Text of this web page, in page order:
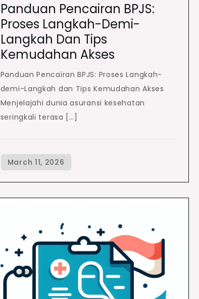
Panduan Pencairan BPJS:
Proses Langkah-Demi-
Langkah Dan Tips
Kemudahan Akses
Panduan Pencairan BPJS: Proses Langkah-
demi-Langkah dan Tips Kemudahan Akses
Menjelajahi dunia asuransi kesehatan
seringkali terasa […]